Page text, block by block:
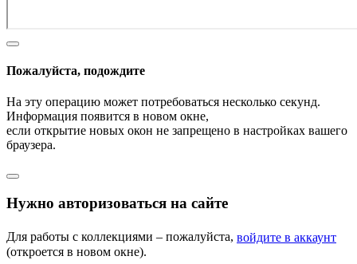
Пожалуйста, подождите
На эту операцию может потребоваться несколько секунд.
Информация появится в новом окне,
если открытие новых окон не запрещено в настройках вашего
браузера.
Нужно авторизоваться на сайте
Для работы с коллекциями – пожалуйста, войдите в аккаунт
(откроется в новом окне).